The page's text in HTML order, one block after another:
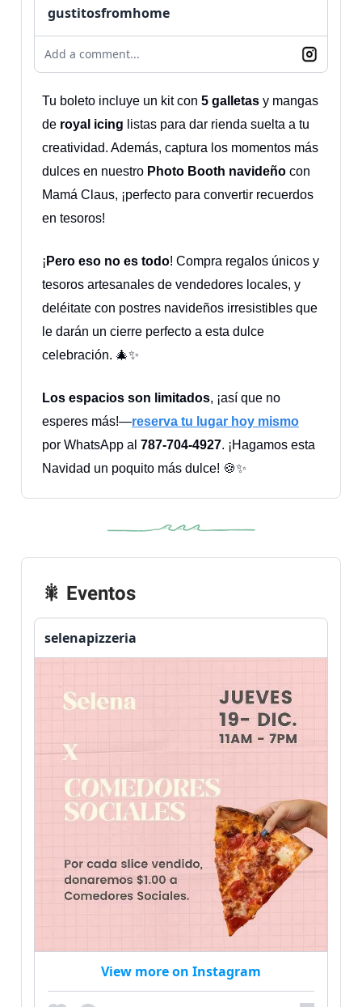
gustitosfromhome
Add a comment...
Tu boleto incluye un kit con 5 galletas y mangas
de royal icing listas para dar rienda suelta a tu
creatividad. Además, captura los momentos más
dulces en nuestro Photo Booth navideño con
Mamá Claus, ¡perfecto para convertir recuerdos
en tesoros!
¡ Pero eso no es todo! Compra regalos únicos y
tesoros artesanales de vendedores locales, y
deléitate con postres navideños irresistibles que
le darán un cierre perfecto a esta dulce
celebración. 🎄✨
Los espacios son limitados, ¡así que no
esperes más!—reserva tu lugar hoy mismo
por WhatsApp al 787-704-4927. ¡Hagamos esta
Navidad un poquito más dulce! 🍪✨
🎇 Eventos
selenapizzeria
View more on Instagram